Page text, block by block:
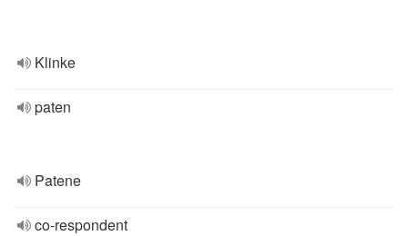
Klinke
paten
Patene
co-respondent